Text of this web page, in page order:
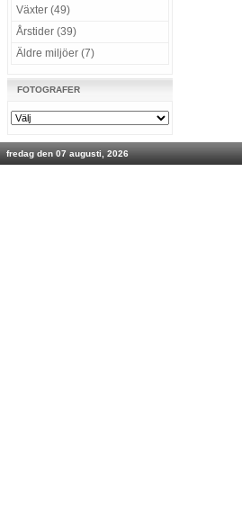
Växter (49)
Årstider (39)
Äldre miljöer (7)
FOTOGRAFER
fredag den 07 augusti, 2026